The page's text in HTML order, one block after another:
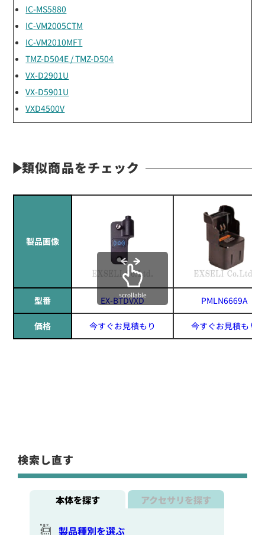
IC-MS5880
IC-VM2005CTM
IC-VM2010MFT
TMZ-D504E / TMZ-D504
VX-D2901U
VX-D5901U
VXD4500V
類似商品をチェック
製品画像
型番 EX-BTDVXD PMLN6669A
価格 今すぐお見積もり 今すぐお見積もり
scrollable
検索し直す
本体を探す アクセサリを探す
製品種別を選ぶ